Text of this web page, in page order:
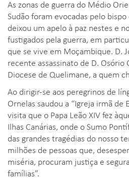
As zonas de guerra do Médio
Sudão foram evocadas pelo
deixou um apelo à paz nestes e
fustigados pela guerra, em
que se vive em Moçambique. D.
recente assassinato de D. Osório
Diocese de Quelimane, a quem
Ao dirigir-se aos peregrinos de
Ornelas saudou a “Igreja irmã de
visita que o Papa Leão XIV fez
Ilhas Canárias, onde o Sumo
das grandes tragédias do nosso
milhões de pessoas que,
miséria, procuram justiça e
famílias”.